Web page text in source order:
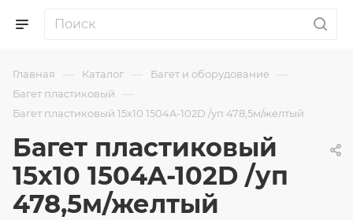
Главная — Каталог — Багет и оборудование —
Багет пластиковый —
Багет пластиковый 15х10 1504A-102D /уп 478,5м/желтый
Багет пластиковый
15х10 1504A-102D /уп
478,5м/желтый